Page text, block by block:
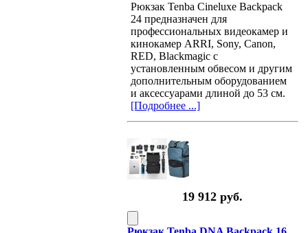
Рюкзак Tenba Cineluxe Backpack
24 предназначен для
профессиональных видеокамер и
кинокамер ARRI, Sony, Canon,
RED, Blackmagic с
установленным обвесом и другим
дополнительным оборудованием
и аксессуарами длиной до 53 см.
[Подробнее ...]
19 912 руб.